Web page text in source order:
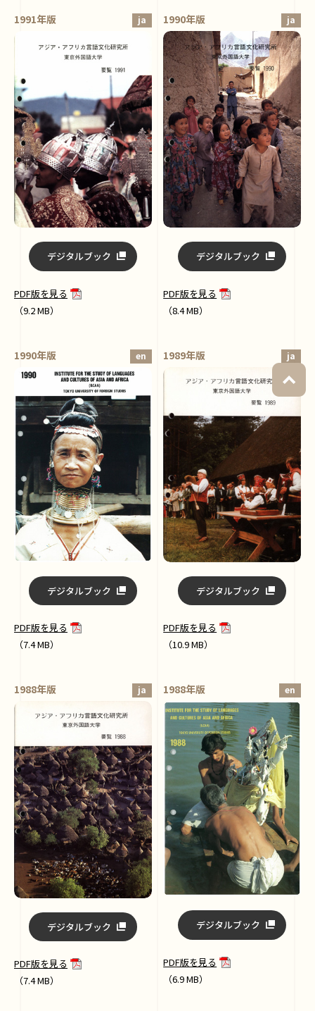
1991年版 ja
デジタルブック
PDF版を見る
（9.2 MB）
1990年版 ja
デジタルブック
PDF版を見る
（8.4 MB）
1990年版 en
デジタルブック
PDF版を見る
（7.4 MB）
1989年版 ja
デジタルブック
PDF版を見る
（10.9 MB）
1988年版 ja
デジタルブック
PDF版を見る
（7.4 MB）
1988年版 en
デジタルブック
PDF版を見る
（6.9 MB）